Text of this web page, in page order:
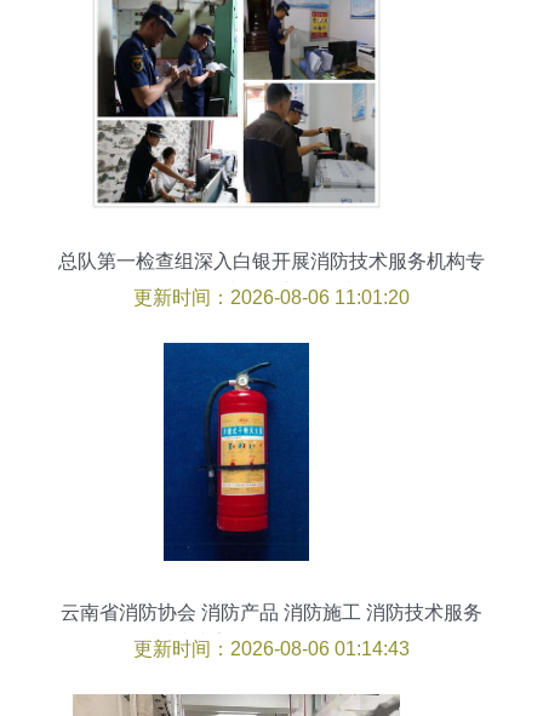
总队第一检查组深入白银开展消防技术服务机构专
项检查工作督导复查
更新时间：2026-08-06 11:01:20
云南省消防协会 消防产品 消防施工 消防技术服务
消防安全知识 yn119.cn
更新时间：2026-08-06 01:14:43